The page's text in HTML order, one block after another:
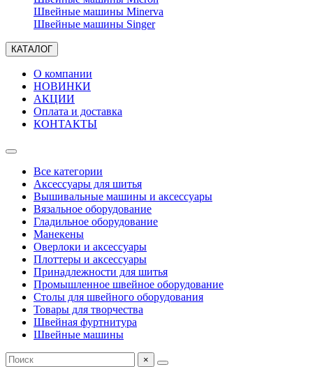
Швейные машины Minerva
Швейные машины Singer
КАТАЛОГ
О компании
НОВИНКИ
АКЦИИ
Оплата и доставка
КОНТАКТЫ
Все категории
Аксессуары для шитья
Вышивальные машины и аксессуары
Вязальное оборудование
Гладильное оборудование
Манекены
Оверлоки и аксессуары
Плоттеры и аксессуары
Принадлежности для шитья
Промышленное швейное оборудование
Столы для швейного оборудования
Товары для творчества
Швейная фуртнитура
Швейные машины
×